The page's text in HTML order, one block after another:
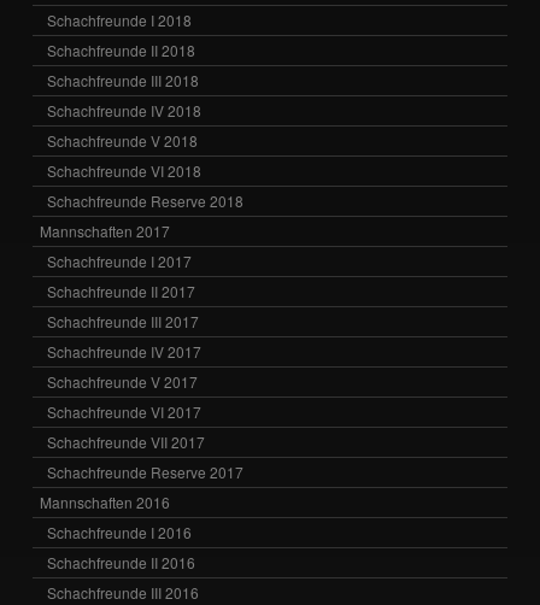
Schachfreunde I 2018
Schachfreunde II 2018
Schachfreunde III 2018
Schachfreunde IV 2018
Schachfreunde V 2018
Schachfreunde VI 2018
Schachfreunde Reserve 2018
Mannschaften 2017
Schachfreunde I 2017
Schachfreunde II 2017
Schachfreunde III 2017
Schachfreunde IV 2017
Schachfreunde V 2017
Schachfreunde VI 2017
Schachfreunde VII 2017
Schachfreunde Reserve 2017
Mannschaften 2016
Schachfreunde I 2016
Schachfreunde II 2016
Schachfreunde III 2016